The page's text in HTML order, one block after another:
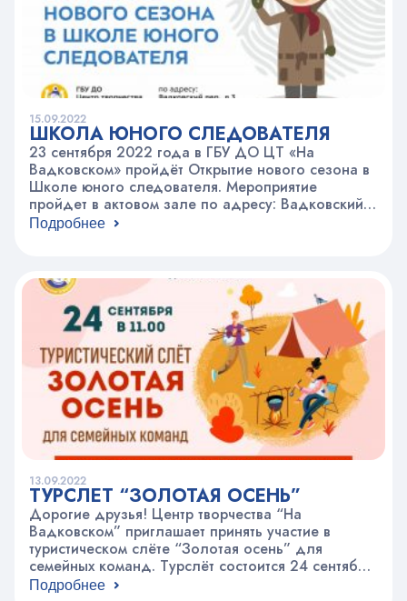
15.09.2022
ШКОЛА ЮНОГО СЛЕДОВАТЕЛЯ
23 сентября 2022 года в ГБУ ДО ЦТ «На
Вадковском» пройдёт Открытие нового сезона в
Школе юного следователя. Мероприятие
пройдет в актовом зале по адресу: Вадковский
пер. д. 3 В новом сезоне вас ждет: Как
ссыска; Работа современных следователей;
Образовательные программы в том, числе
ведомственный…
Подробнее
13.09.2022
ТУРСЛЁТ “ЗОЛОТАЯ ОСЕНЬ”
Дорогие друзья! Центр творчества “На
Вадковском” приглашает принять участие в
туристическом слёте “Золотая осень” для
семейных команд. Турслёт состоится 24 сентября
2022 года в 11.00 на территории природного
Подробнее